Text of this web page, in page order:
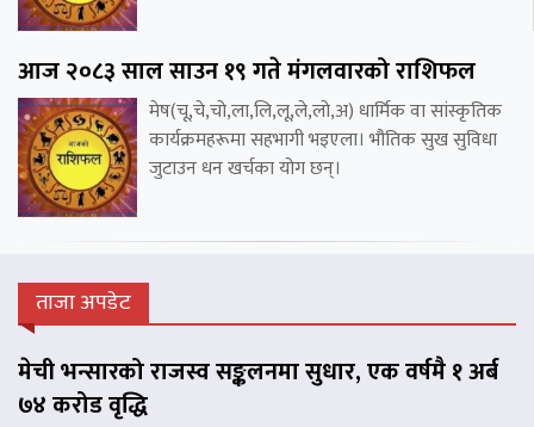
आज २०८३ साल साउन १९ गते मंगलवारको राशिफल
मेष(चू,चे,चो,ला,लि,लू,ले,लो,अ) धार्मिक वा सांस्कृतिक
कार्यक्रमहरूमा सहभागी भइएला। भौतिक सुख सुविधा
जुटाउन धन खर्चका योग छन्।
ताजा अपडेट
मेची भन्सारको राजस्व सङ्कलनमा सुधार, एक वर्षमै १ अर्ब
७४ करोड वृद्धि